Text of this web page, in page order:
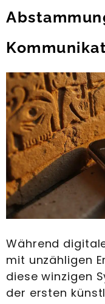
Während
mit unzähligen
diese winzigen
der ersten